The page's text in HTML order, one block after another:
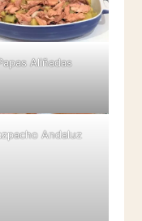
Aliñadas
Andaluz